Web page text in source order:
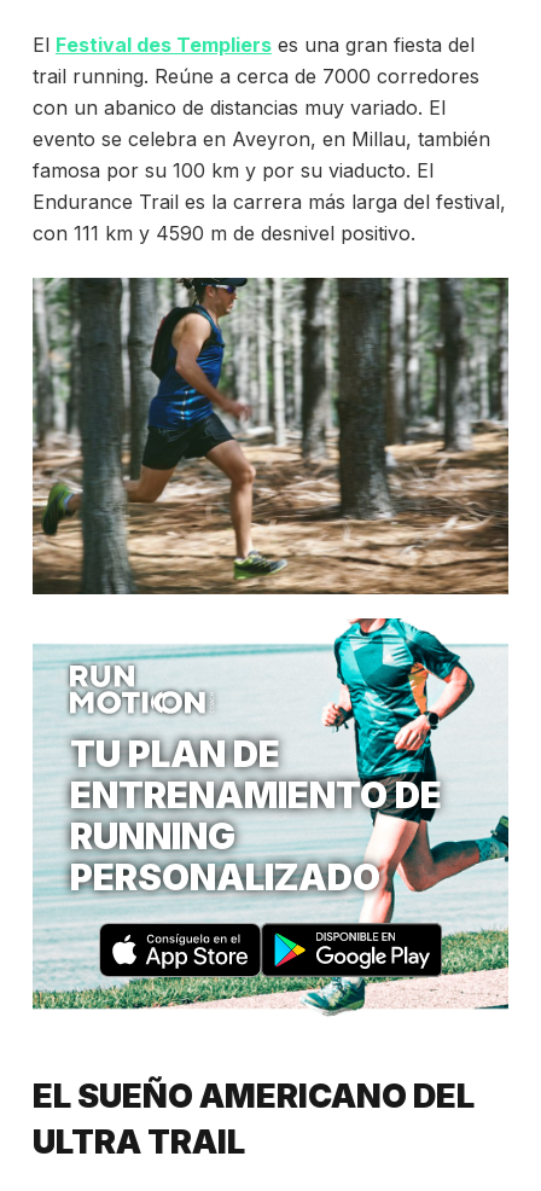
El Festival des Templierses una gran fiesta del
trail running. Reúne a cerca de 7000 corredores
con un abanico de distancias muy variado. El
evento se celebra en Aveyron, en Millau, también
famosa por su 100 km y por su viaducto. El
Endurance Trail es la carrera más larga del festival,
con 111 km y 4590 m de desnivel positivo.
TU PLAN DE
ENTRENAMIENTO DE
RUNNING
PERSONALIZADO
EL SUEÑO AMERICANO DEL
ULTRA TRAIL